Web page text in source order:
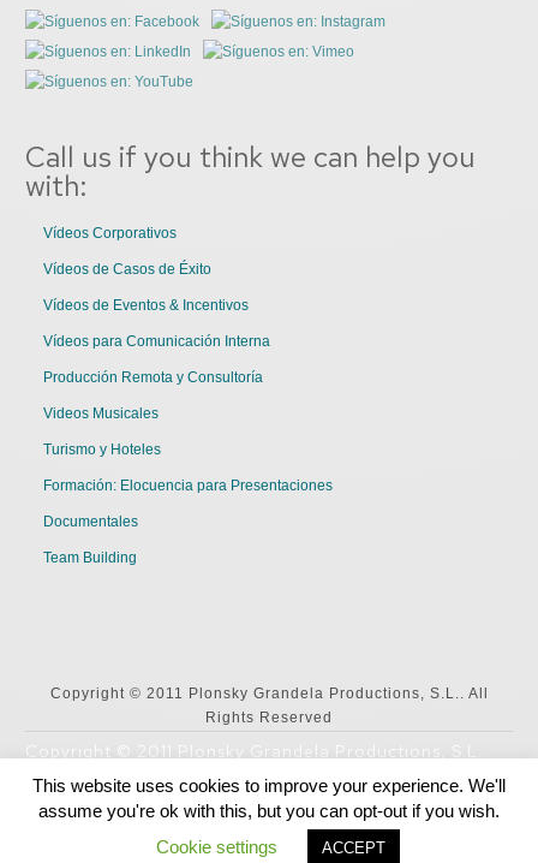
Call us if you think we can help you
with:
Vídeos Corporativos
Vídeos de Casos de Éxito
Vídeos de Eventos & Incentivos
Vídeos para Comunicación Interna
Producción Remota y Consultoría
Videos Musicales
Turismo y Hoteles
Formación: Elocuencia para Presentaciones
Documentales
Team Building
Copyright © 2011 Plonsky Grandela Productions, S.L.. All
Rights Reserved
Copyright © 2011 Plonsky Grandela Productions, S.L..
All Rights Reserved
This website uses cookies to improve your experience. We'll
assume you're ok with this, but you can opt-out if you wish.
Cookie settings
ACCEPT
Español